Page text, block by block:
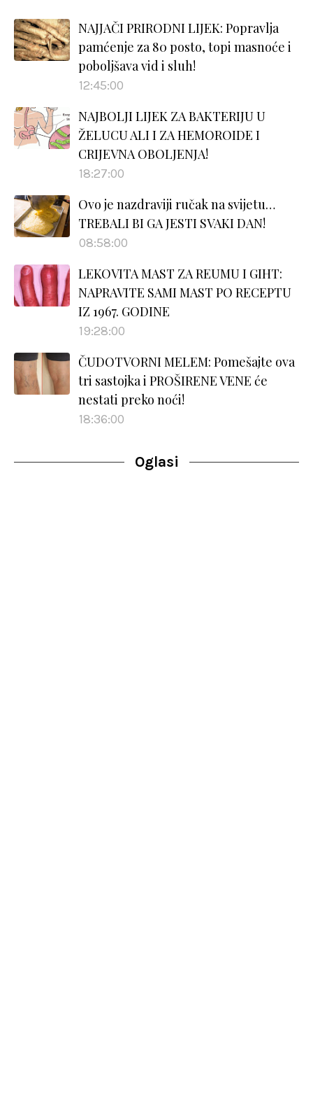
NAJJAČI PRIRODNI LIJEK: Popravlja
pamćenje za 80 posto, topi masnoće i
poboljšava vid i sluh!
12:45:00
NAJBOLJI LIJEK ZA BAKTERIJU U
ŽELUCU ALI I ZA HEMOROIDE I
CRIJEVNA OBOLJENJA!
18:27:00
Ovo je nazdraviji ručak na svijetu…
TREBALI BI GA JESTI SVAKI DAN!
08:58:00
LEKOVITA MAST ZA REUMU I GIHT:
NAPRAVITE SAMI MAST PO RECEPTU
IZ 1967. GODINE
19:28:00
ČUDOTVORNI MELEM: Pomešajte ova
tri sastojka i PROŠIRENE VENE će
nestati preko noći!
18:36:00
Oglasi